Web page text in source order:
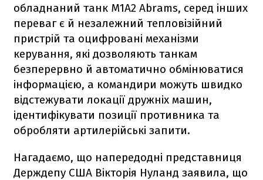
обладнаний танк M1A2 Abrams, серед інших
переваг є й незалежний тепловізійний
пристрій та оцифровані механізми
керування, які дозволяють танкам
безперервно й автоматично обмінюватися
інформацією, а командири можуть швидко
відстежувати локації дружніх машин,
ідентифікувати позиції противника та
обробляти артилерійські запити.
Нагадаємо, що напередодні представниця
Держдепу США Вікторія Нуланд заявила, що